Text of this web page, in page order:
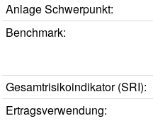
Anlage Schwerpunkt:
Benchmark:
Gesamtrisikoindikator (SRI):
Ertragsverwendung: